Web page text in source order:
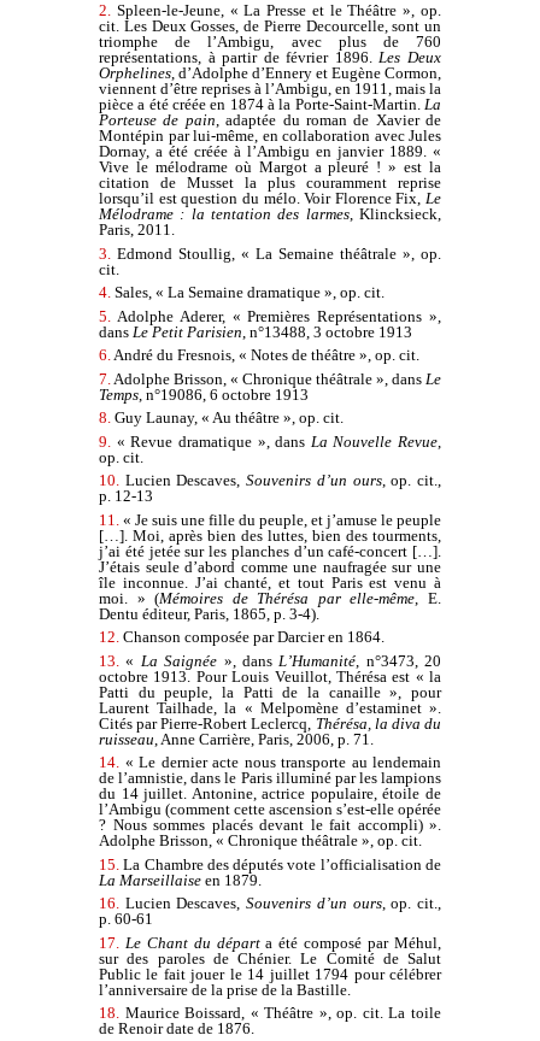
2. Spleen-le-Jeune, « La Presse et le Théâtre », op.
cit. Les Deux Gosses, de Pierre Decourcelle, sont un
triomphe de l’Ambigu, avec plus de 760
représentations, à partir de février 1896.Les Deux
Orphelines, d’Adolphe d’Ennery et Eugène Cormon,
viennent d’être reprises à l’Ambigu, en 1911, mais la
pièce a été créée en 1874 à la Porte-Saint-Martin. La
Porteuse de pain, adaptée du roman de Xavier de
Montépin par lui-même, en collaboration avec Jules
Dornay, a été créée à l’Ambigu en janvier 1889. «
Vive le mélodrame où Margot a pleuré ! » est la
citation de Musset la plus couramment reprise
lorsqu’il est question du mélo. Voir Florence Fix, Le
Mélodrame : la tentation des larmes, Klincksieck,
Paris, 2011.
3. Edmond Stoullig, « La Semaine théâtrale », op.
cit.
4. Sales, « La Semaine dramatique », op. cit.
5.
Adolphe Aderer, « Premières Représentations »,
dans Le Petit Parisien , n°13488, 3 octobre 1913
6.André du Fresnois, « Notes de théâtre », op. cit.
7. Adolphe Brisson, « Chronique théâtrale », dans Le
Temps , n°19086, 6 octobre 1913
8. Guy Launay, « Au théâtre », op. cit.
9. « Revue dramatique », dans La Nouvelle Revue
op. cit.
10. Lucien Descaves,Souvenirs d’un ours, op. cit.,
p. 12-13
11. « Je suis une fille du peuple, et j’amuse le peuple
[…]. Moi, après bien des luttes, bien des tourments,
j’ai été jetée sur les planches d’un café-concert […].
J’étais seule d’abord comme une naufragée sur une
île inconnue. J’ai chanté, et tout Paris est venu à
moi. » (Mémoires de Thérésa par elle-même , E.
Dentu éditeur, Paris, 1865, p. 3-4).
12. Chanson composée par Darcier en 1864.
13.
« La Saignée », dans L’Humanité , n°3473, 20
octobre 1913. Pour Louis Veuillot, Thérésa est « la
Patti du peuple, la Patti de la canaille », pour
Laurent Tailhade, la « Melpomène d’estaminet ».
Cités par Pierre-Robert Leclercq, Thérésa, la diva du
ruisseau , Anne Carrière, Paris, 2006, p. 71.
14. « Le dernier acte nous transporte au lendemain
de l’amnistie, dans le Paris illuminé par les lampions
du 14 juillet. Antonine, actrice populaire, étoile de
l’Ambigu (comment cette ascension s’est-elle opérée
? Nous sommes placés devant le fait accompli) ».
Adolphe Brisson, « Chronique théâtrale », op. cit.
15. La Chambre des députés vote l’officialisation de
La Marseillaise en 1879.
16. Lucien Descaves,Souvenirs d’un ours, op. cit.,
p. 60-61
17.
Le Chant du départa été composé par Méhul,
sur des paroles de Chénier. Le Comité de Salut
Public le fait jouer le 14 juillet 1794 pour célébrer
l’anniversaire de la prise de la Bastille.
18. Maurice Boissard, « Théâtre », op. cit. La toile
de Renoir date de 1876.